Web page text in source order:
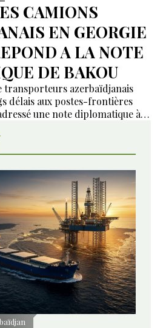
CAMIONS
EN GEORGIE
A LA NOTE
DE BAKOU
transporteurs azerbaïdjanais
délais aux postes-frontières
une note diplomatique à
la demande aux autorités
des mesures pour examiner